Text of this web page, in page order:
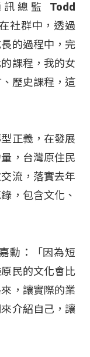
總監 Todd
社群中，透過
的過程中，完
課程，我的女
歷史課程，這
正義，在發展
，台灣原住民
流，落實去年
，包含文化、
勳：「因為短
民的文化會比
，讓實際的業
介紹自己，讓